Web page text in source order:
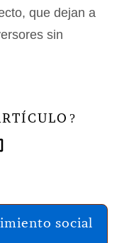
que dejan a
sin
?
social